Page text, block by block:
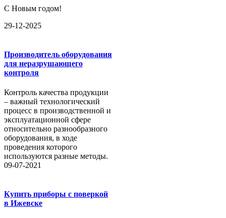
С Новым годом!
29-12-2025
Производитель оборудования
для неразрушающего
контроля
Контроль качества продукции
– важный технологический
процесс в производственной и
эксплуатационной сфере
относительно разнообразного
оборудования, в ходе
проведения которого
используются разные методы.
09-07-2021
Купить приборы с поверкой
в Ижевске